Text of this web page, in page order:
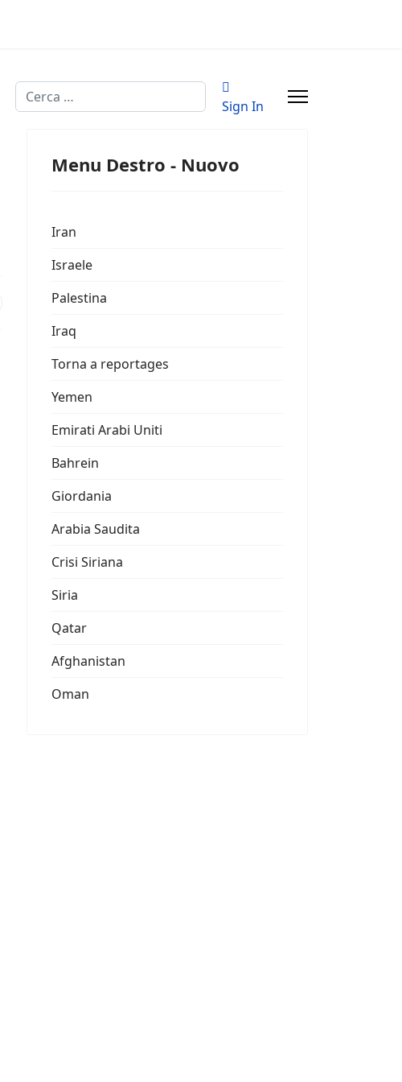
Cerca
Sign In
Menu Destro - Nuovo
Iran
Israele
Palestina
Iraq
Torna a reportages
Yemen
Emirati Arabi Uniti
Bahrein
Giordania
Arabia Saudita
Crisi Siriana
Siria
Qatar
Afghanistan
Oman